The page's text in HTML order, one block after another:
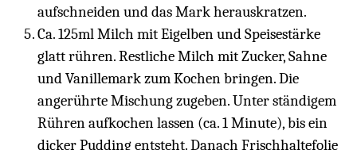
aufschneiden und das Mark herauskratzen.
Ca. 125ml Milch mit Eigelben und Speisestärke
glatt rühren. Restliche Milch mit Zucker, Sahne
und Vanillemark zum Kochen bringen. Die
angerührte Mischung zugeben. Unter ständigem
Rühren aufkochen lassen (ca. 1 Minute), bis ein
dicker Pudding entsteht. Danach Frischhaltefolie